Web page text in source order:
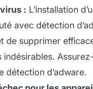
: L’installation
avec détection
de supprimer
détection d’adware.